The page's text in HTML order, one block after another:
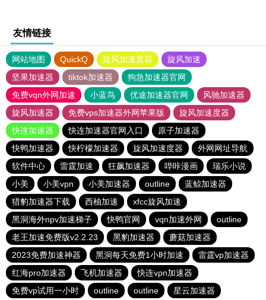
友情链接
网站地图 QuickQ 旋风加速度器
旋风加速
坚果加速器
tiktok加速器
狗急加速器官网
免费vqn外网加速
小蓝鸟 优途加速器官网
风驰加速器
旋风加速器
免费vps加速器外网苹果版
旋风加速度器
快连加速器
快连加速器官网入口
原子加速器
快鸭加速器
快柠檬加速器 旋风加速度器
外网网址导航
软件中心
雷霆加速 狂飙加速器 哔咔漫画
瑞乐小说
小美
小美vpn 小美加速器 outline
蓝鲸加速器
猎豹加速器下载
西柚加速
xfcc旋风加速
黑洞海外npv加速梯子
快鸭官网 vqn加速外网
outline
老王加速免费版v2.2.23
黑豹加速器
蘑菇加速器
2023免费加速神器
黑洞每天免费1小时加速
雷霆vp加速器
红海pro加速器
飞机加速器
快连vρn加速器
免费vp试用一小时
outline outline 星云加速器